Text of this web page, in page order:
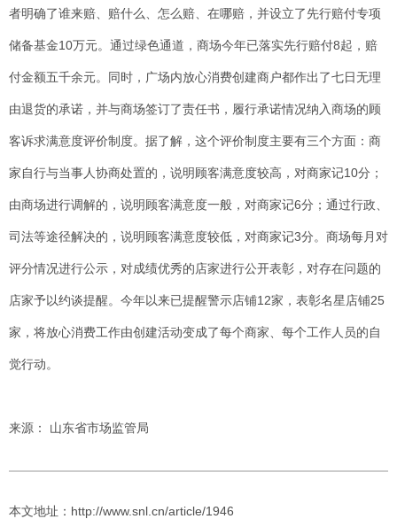
者明确了谁来赔、赔什么、怎么赔、在哪赔，并设立了先行赔付专项
储备基金10万元。通过绿色通道，商场今年已落实先行赔付8起，赔
付金额五千余元。同时，广场内放心消费创建商户都作出了七日无理
由退货的承诺，并与商场签订了责任书，履行承诺情况纳入商场的顾
客诉求满意度评价制度。据了解，这个评价制度主要有三个方面：商
家自行与当事人协商处置的，说明顾客满意度较高，对商家记10分；
由商场进行调解的，说明顾客满意度一般，对商家记6分；通过行政、
司法等途径解决的，说明顾客满意度较低，对商家记3分。商场每月对
评分情况进行公示，对成绩优秀的店家进行公开表彰，对存在问题的
店家予以约谈提醒。今年以来已提醒警示店铺12家，表彰名星店铺25
家，将放心消费工作由创建活动变成了每个商家、每个工作人员的自
觉行动。
来源： 山东省市场监管局
本文地址：http://www.snl.cn/article/1946